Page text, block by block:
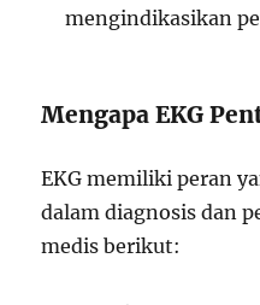
mengindikasikan
Mengapa EKG
EKG memiliki peran
dalam diagnosis dan
medis berikut: